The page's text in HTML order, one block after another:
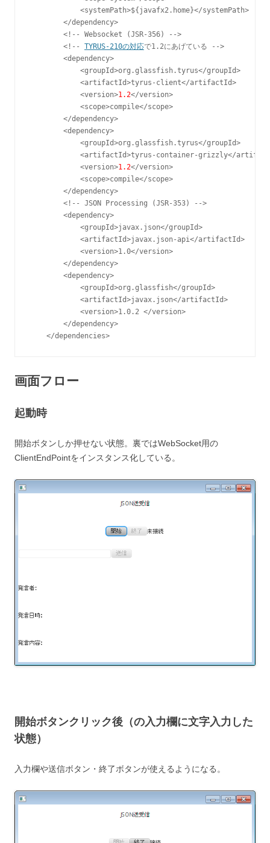
<systemPath>${javafx2.home}</systemPath>
</dependency>
<!-- Websocket (JSR-356) -->
<!-- TYRUS-210の対応で1.2にあげている -->
<dependency>
<groupId>org.glassfish.tyrus</groupId>
<artifactId>tyrus-client</artifactId>
<version>1.2</version>
<scope>compile</scope>
</dependency>
<dependency>
<groupId>org.glassfish.tyrus</groupId>
<artifactId>tyrus-container-grizzly</
<version>1.2</version>
<scope>compile</scope>
</dependency>
<!-- JSON Processing (JSR-353) -->
<dependency>
<groupId>javax.json</groupId>
<artifactId>javax.json-api</artifactId>
<version>1.0</version>
</dependency>
<dependency>
<groupId>org.glassfish</groupId>
<artifactId>javax.json</artifactId>
<version>1.0.2 </version>
</dependency>
</dependencies>
画面フロー
起動時
開始ボタンしか押せない状態。裏ではWebSocket用の
ClientEndPointをインスタンス化している。
開始ボタンクリック後（の入力欄に文字入力した
状態）
入力欄や送信ボタン・終了ボタンが使えるようになる。